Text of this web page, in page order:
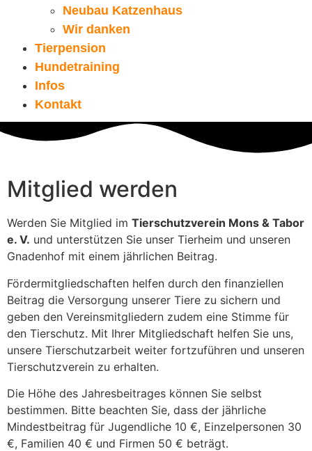
Neubau Katzenhaus
Wir danken
Tierpension
Hundetraining
Infos
Kontakt
Mitglied werden
Werden Sie Mitglied im Tierschutzverein Mons & Tabor
e. V. und unterstützen Sie unser Tierheim und unseren
Gnadenhof mit einem jährlichen Beitrag.
Fördermitgliedschaften helfen durch den finanziellen
Beitrag die Versorgung unserer Tiere zu sichern und
geben den Vereinsmitgliedern zudem eine Stimme für
den Tierschutz. Mit Ihrer Mitgliedschaft helfen Sie uns,
unsere Tierschutzarbeit weiter fortzuführen und unseren
Tierschutzverein zu erhalten.
Die Höhe des Jahresbeitrages können Sie selbst
bestimmen. Bitte beachten Sie, dass der jährliche
Mindestbeitrag für Jugendliche 10 €, Einzelpersonen 30
€, Familien 40 € und Firmen 50 € beträgt.